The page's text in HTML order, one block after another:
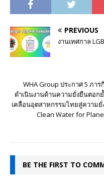
PREVIOUS
งานเทศกาล
WHA Group ประกาศ 5 ภา
ดำเนินงานด้านความยั่งยืนตอก
เคลื่อนอุตสาหกรรมไทยสู่ความยั่
Clean Water for
BE THE FIRST TO